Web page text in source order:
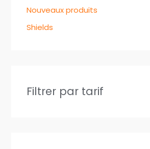
Nouveaux produits
Shields
Filtrer par tarif